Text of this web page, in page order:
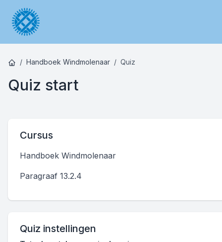
Handboek Windmolenaar Quiz
Quiz start
Cursus
Handboek Windmolenaar
Paragraaf 13.2.4
Quiz instellingen